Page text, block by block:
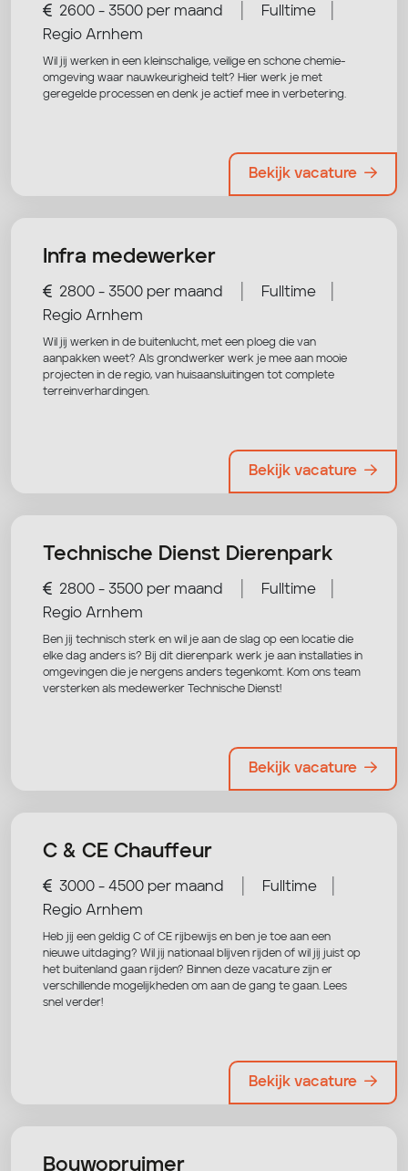
2600 - 3500 per maand Fulltime
Regio Arnhem
Wil jij werken in een kleinschalige, veilige en schone chemie-
omgeving waar nauwkeurigheid telt? Hier werk je met
geregelde processen en denk je actief mee in verbetering.
Bekijk vacature
Infra medewerker
2800 - 3500 per maand Fulltime
Regio Arnhem
Wil jij werken in de buitenlucht, met een ploeg die van
aanpakken weet? Als grondwerker werk je mee aan mooie
projecten in de regio, van huisaansluitingen tot complete
terreinverhardingen.
Bekijk vacature
Technische Dienst Dierenpark
2800 - 3500 per maand Fulltime
Regio Arnhem
Ben jij technisch sterk en wil je aan de slag op een locatie die
elke dag anders is? Bij dit dierenpark werk je aan installaties in
omgevingen die je nergens anders tegenkomt. Kom ons team
versterken als medewerker Technische Dienst!
Bekijk vacature
C & CE Chauffeur
3000 - 4500 per maand Fulltime
Regio Arnhem
Heb jij een geldig C of CE rijbewijs en ben je toe aan een
nieuwe uitdaging? Wil jij nationaal blijven rijden of wil jij juist op
het buitenland gaan rijden? Binnen deze vacature zijn er
verschillende mogelijkheden om aan de gang te gaan. Lees
snel verder!
Bekijk vacature
Bouwopruimer